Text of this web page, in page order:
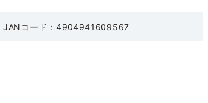
JANコード：4904941609567